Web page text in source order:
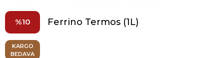
10 Ferrino Termos (1L)
KARGO
BEDAVA